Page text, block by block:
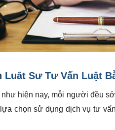
Luât Sư Tư Vấn Luật
hiện nay, mỗi người đều
chọn sử dụng dịch vụ tư